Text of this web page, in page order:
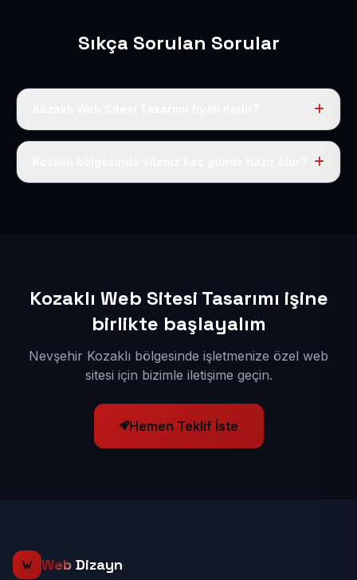
Sıkça Sorulan Sorular
Tek fiyat uygulanır: yıllık 50 USD + KDV. Bu bedele alan
Kozaklı Web Sitesi Tasarımı işine
birlikte başlayalım
Nevşehir Kozaklı bölgesinde işletmenize özel web
sitesi için bizimle iletişime geçin.
Hemen Teklif İste
Web Dizayn